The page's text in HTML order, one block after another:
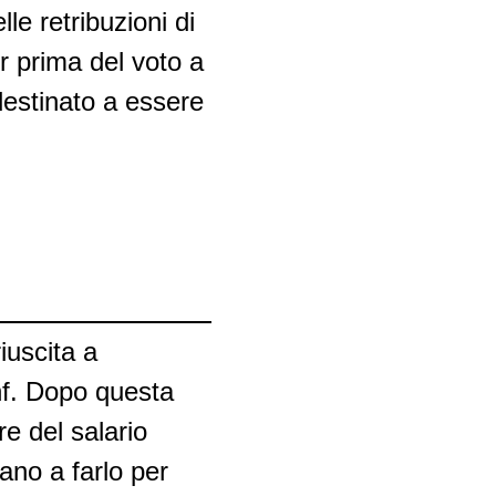
retribuzioni di
prima del voto a
a essere
a
Dopo questa
del salario
a farlo per